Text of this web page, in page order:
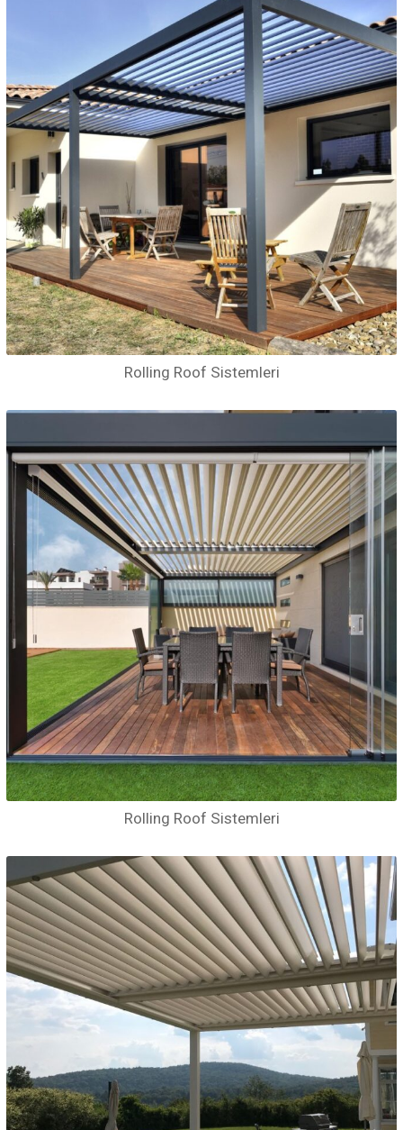
Rolling Roof Sistemleri
Rolling Roof Sistemleri